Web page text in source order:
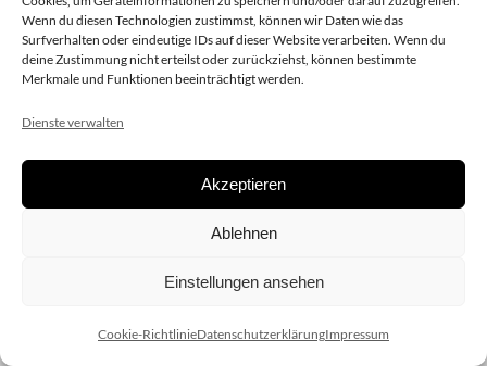
Wenn du diesen Technologien zustimmst, können wir Daten wie das
Surfverhalten oder eindeutige IDs auf dieser Website verarbeiten. Wenn du
deine Zustimmung nicht erteilst oder zurückziehst, können bestimmte
Merkmale und Funktionen beeinträchtigt werden.
Dienste verwalten
Akzeptieren
Ablehnen
Einstellungen ansehen
Cookie-RichtlinieDatenschutzerklärungImpressum
Copyright 2020 dieSCHAUsteller.at |Datenschützerklärung|
| Design:www.ARGEntur.at